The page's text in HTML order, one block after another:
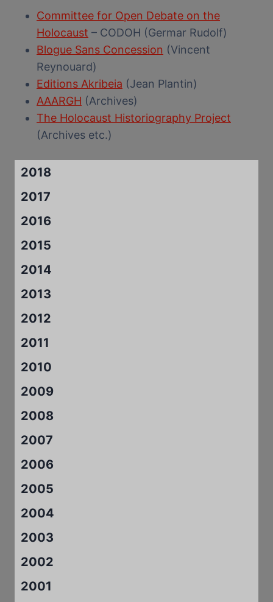
Committee for Open Debate on the
Holocaust – CODOH (Germar Rudolf)
Blogue Sans Concession (Vincent
Reynouard)
Editions Akribeia (Jean Plantin)
AAARGH (Archives)
The Holocaust Historiography Project
(Archives etc.)
2018
2017
2016
2015
2014
2013
2012
2011
2010
2009
2008
2007
2006
2005
2004
2003
2002
2001